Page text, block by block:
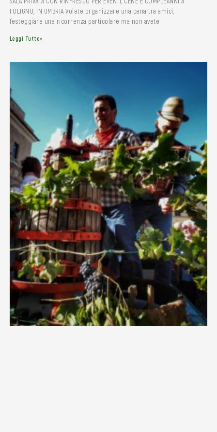
FOLIGNO, IN UMBRIA Volete organizzare una cena tra amici,
festeggiare una ricorrenza particolare ma non avete
Leggi Tutto»